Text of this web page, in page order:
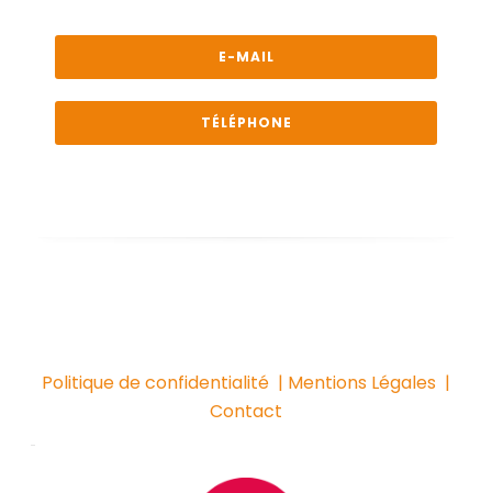
E-MAIL
TÉLÉPHONE
Politique de confidentialité | Mentions Légales |
Contact